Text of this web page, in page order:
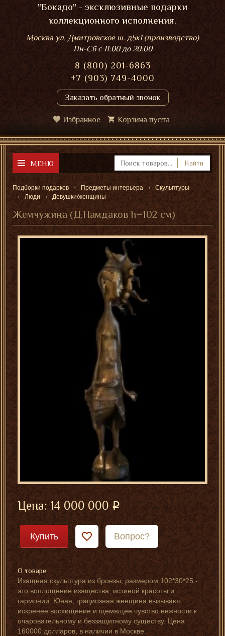
"Бокадо" - эксклюзивные подарки
коллекционного исполнения.
Москва ул. Дмитровское ш. д5к1 (производство)
Пн-Сбс 11:00 до 20:00
8 (800) 201-6863
+7 (903) 749-4000
Заказать обратный звонок
Избранное Корзина пуста
МЕНЮ Найти
Подборки подарков Предметы интерьера
Скульптуры
Люди
Девушки/женщины
Жемчужина (Д.Намдаков h=102 см)
Цена:14 000 000
Купить Вопрос?
О товаре:
Изящная скульптура из бронзы, размером 102*30*25 -
это воплощение изящества, истиной красоты и
гармонии. Юная, грациозная женщина вызывают
искренее восхищение и щемящее чувство нежности к
очаровательному и беззащитному существу. Цена
160000 долларов, в наличии в Москве.